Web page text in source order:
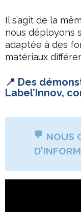
Il s’agit de la
nous déployons
adaptée à des
matériaux
📍 Des
Label’Innov,
NOUS